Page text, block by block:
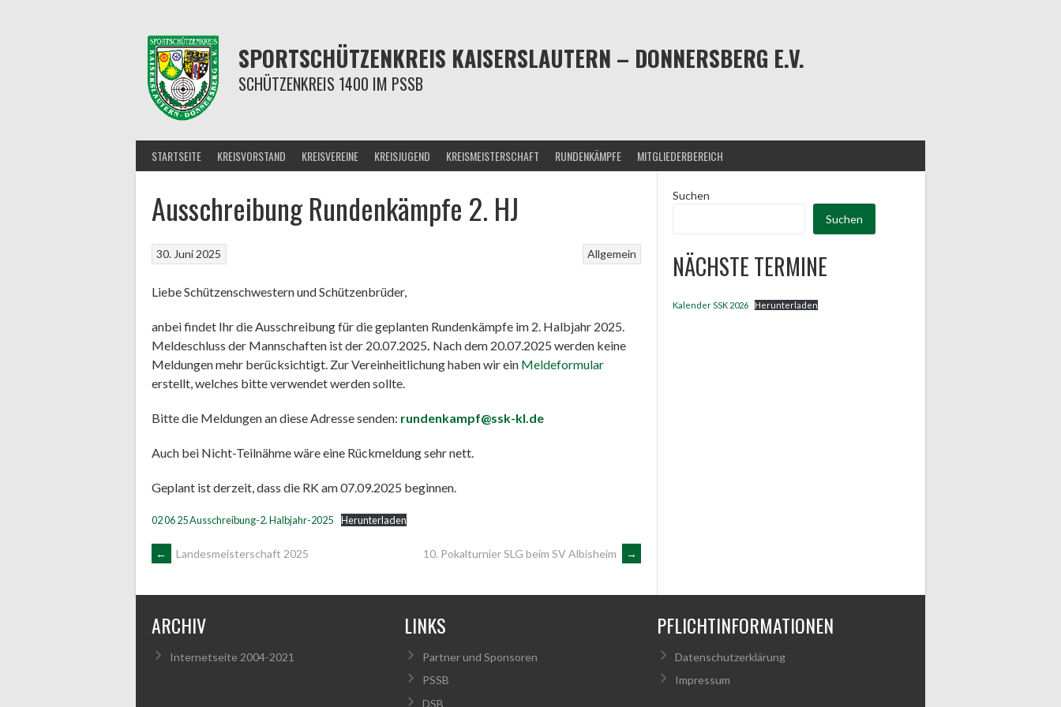
SPORTSCHÜTZENKREIS KAISERSLAUTERN – DONNERSBERG E.V.
SCHÜTZENKREIS 1400 IM PSSB
STARTSEITE KREISVORSTAND KREISVEREINE KREISJUGEND KREISMEISTERSCHAFT RUNDENKÄMPFE MITGLIEDERBEREICH
Ausschreibung Rundenkämpfe 2. HJ
Allgemein
30. Juni 2025
Liebe Schützenschwestern und Schützenbrüder,
anbei findet Ihr die Ausschreibung für die geplanten Rundenkämpfe im 2. Halbjahr 2025.
Meldeschluss der Mannschaften ist der 20.07.2025. Nach dem 20.07.2025 werden keine
Meldungen mehr berücksichtigt. Zur Vereinheitlichung haben wir ein Meldeformular
erstellt, welches bitte verwendet werden sollte.
Bitte die Meldungen an diese Adresse senden: rundenkampf@ssk-kl.de
Auch bei Nicht-Teilnähme wäre eine Rückmeldung sehr nett.
Geplant ist derzeit, dass die RK am 07.09.2025 beginnen.
02 06 25 Ausschreibung-2. Halbjahr-2025 Herunterladen
ARTIKEL-
NAVIGATION
← Landesmeisterschaft 2025 10. Pokalturnier SLG beim SV Albisheim →
Suchen
Suchen
NÄCHSTE TERMINE
Kalender SSK 2026 Herunterladen
ARCHIV
Internetseite 2004-2021
LINKS
Partner und Sponsoren
PSSB
DSB
PFLICHTINFORMATIONEN
Datenschutzerklärung
Impressum